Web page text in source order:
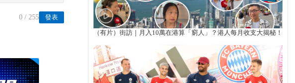
發表
0 / 255
（有片）街訪｜月入10萬在港算「窮人」？港人每月收支大揭秘！